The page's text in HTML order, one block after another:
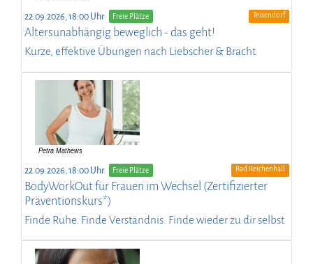
22.09.2026, 18:00 Uhr Freie Plätze Teisendorf
Altersunabhängig beweglich - das geht!
Kurze, effektive Übungen nach Liebscher & Bracht
22.09.2026, 18:00 Uhr Freie Plätze Bad Reichenhall
BodyWorkOut für Frauen im Wechsel (Zertifizierter
Präventionskurs*)
Finde Ruhe. Finde Verständnis. Finde wieder zu dir selbst